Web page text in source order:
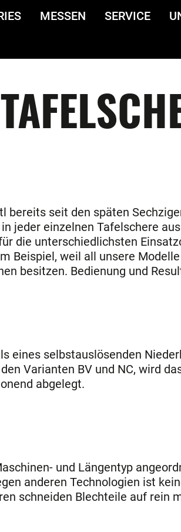
MESSEN SERVICE
bereits seit den späten
jeder einzelnen Tafelschere
die unterschiedlichsten
Beispiel, weil all unsere
besitzen. Bedienung und
eines selbstauslösenden
Varianten BV und NC, wird
abgelegt.
und Längentyp
anderen Technologien ist
schneiden Blechteile auf rein